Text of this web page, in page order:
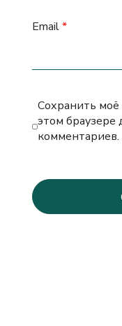
Email*
Сохранить моё
этом браузере
комментариев.